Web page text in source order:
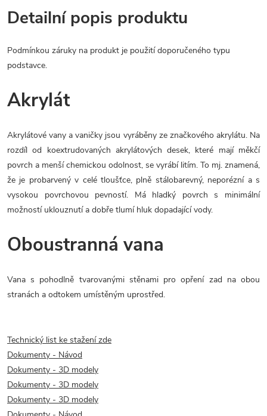
Detailní popis produktu
Podmínkou záruky na produkt je použití doporučeného typu
podstavce.
Akrylát
Akrylátové vany a vaničky jsou vyráběny ze značkového akrylátu. Na
rozdíl od koextrudovaných akrylátových desek, které mají měkčí
povrch a menší chemickou odolnost, se vyrábí litím. To mj. znamená,
že je probarvený v celé tloušťce, plně stálobarevný, neporézní a s
vysokou povrchovou pevností. Má hladký povrch s minimální
možností uklouznutí a dobře tlumí hluk dopadající vody.
Oboustranná vana
Vana s pohodlně tvarovanými stěnami pro opření zad na obou
stranách a odtokem umístěným uprostřed.
Technický list ke stažení zde
Dokumenty - Návod
Dokumenty - 3D modely
Dokumenty - 3D modely
Dokumenty - 3D modely